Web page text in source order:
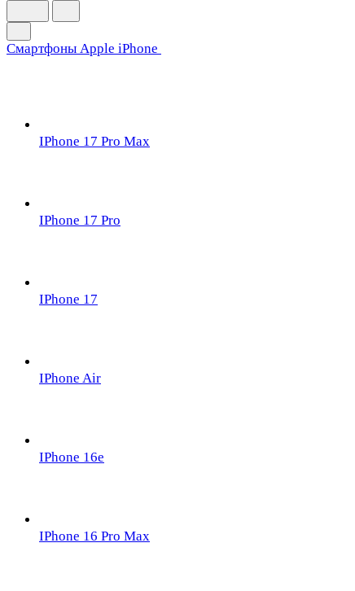
Смартфоны Apple iPhone
IPhone 17 Pro Max
IPhone 17 Pro
IPhone 17
IPhone Air
IPhone 16e
IPhone 16 Pro Max